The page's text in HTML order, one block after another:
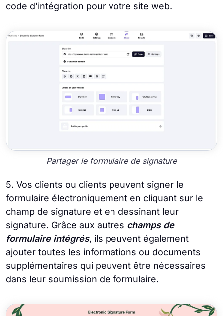
code d'intégration pour votre site web.
Partager le formulaire de signature
5. Vos clients ou clients peuvent signer le
formulaire électroniquement en cliquant sur le
champ de signature et en dessinant leur
signature. Grâce aux autres champs de
formulaire intégrés, ils peuvent également
ajouter toutes les informations ou documents
supplémentaires qui peuvent être nécessaires
dans leur soumission de formulaire.